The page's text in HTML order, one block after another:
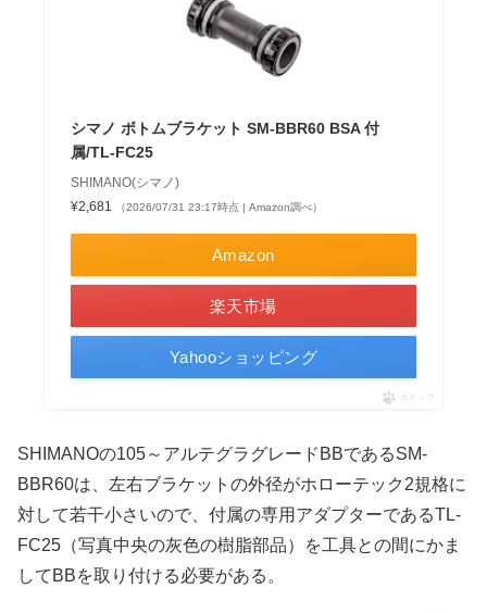
シマノ ボトムブラケット SM-BBR60 BSA 付
属/TL-FC25
SHIMANO(シマノ)
¥2,681
（2026/07/31 23:17時点 | Amazon調べ）
Amazon
楽天市場
Yahooショッピング
ポチップ
SHIMANOの105～アルテグラグレードBBであるSM-
BBR60は、左右ブラケットの外径がホローテック2規格に
対して若干小さいので、付属の専用アダプターであるTL-
FC25（写真中央の灰色の樹脂部品）を工具との間にかま
してBBを取り付ける必要がある。